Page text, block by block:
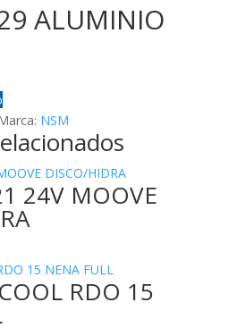
ALUMINIO
NSM
24V MOOVE
RDO 15